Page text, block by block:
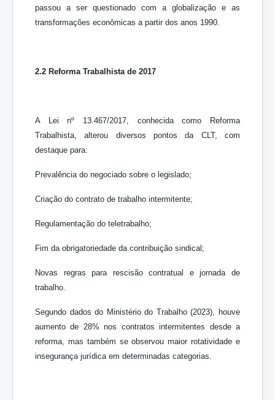
passou a ser questionado com a globalização e as
transformações econômicas a partir dos anos 1990.
2.2 Reforma Trabalhista de 2017
A Lei nº 13.467/2017, conhecida como Reforma
Trabalhista, alterou diversos pontos da CLT, com
destaque para:
Prevalência do negociado sobre o legislado;
Criação do contrato de trabalho intermitente;
Regulamentação do teletrabalho;
Fim da obrigatoriedade da contribuição sindical;
Novas regras para rescisão contratual e jornada de
trabalho.
Segundo dados do Ministério do Trabalho (2023), houve
aumento de 28% nos contratos intermitentes desde a
reforma, mas também se observou maior rotatividade e
insegurança jurídica em determinadas categorias.